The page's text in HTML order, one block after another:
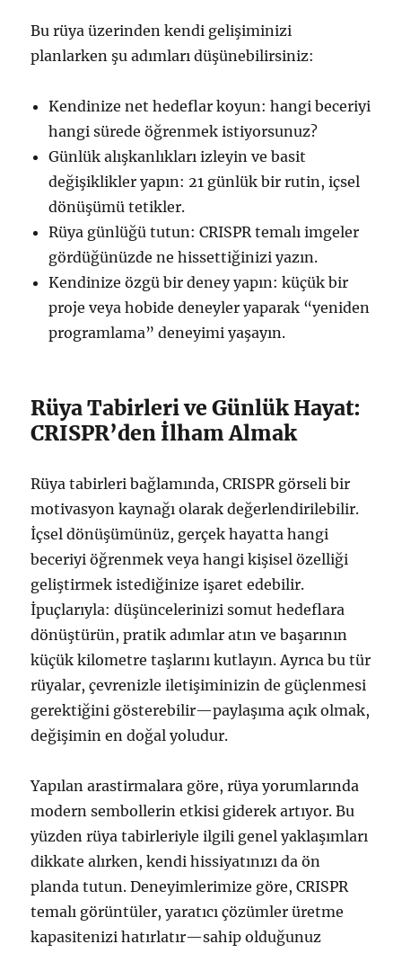
Bu rüya üzerinden kendi gelişiminizi
planlarken şu adımları düşünebilirsiniz:
Kendinize net hedeflar koyun: hangi beceriyi
hangi sürede öğrenmek istiyorsunuz?
Günlük alışkanlıkları izleyin ve basit
değişiklikler yapın: 21 günlük bir rutin, içsel
dönüşümü tetikler.
Rüya günlüğü tutun: CRISPR temalı imgeler
gördüğünüzde ne hissettiğinizi yazın.
Kendinize özgü bir deney yapın: küçük bir
proje veya hobide deneyler yaparak “yeniden
programlama” deneyimi yaşayın.
Rüya Tabirleri ve Günlük Hayat:
CRISPR’den İlham Almak
Rüya tabirleri bağlamında, CRISPR görseli bir
motivasyon kaynağı olarak değerlendirilebilir.
İçsel dönüşümünüz, gerçek hayatta hangi
beceriyi öğrenmek veya hangi kişisel özelliği
geliştirmek istediğinize işaret edebilir.
İpuçlarıyla: düşüncelerinizi somut hedeflara
dönüştürün, pratik adımlar atın ve başarının
küçük kilometre taşlarını kutlayın. Ayrıca bu tür
rüyalar, çevrenizle iletişiminizin de güçlenmesi
gerektiğini gösterebilir—paylaşıma açık olmak,
değişimin en doğal yoludur.
Yapılan arastirmalara göre, rüya yorumlarında
modern sembollerin etkisi giderek artıyor. Bu
yüzden rüya tabirleriyle ilgili genel yaklaşımları
dikkate alırken, kendi hissiyatınızı da ön
planda tutun. Deneyimlerimize göre, CRISPR
temalı görüntüler, yaratıcı çözümler üretme
kapasitenizi hatırlatır—sahip olduğunuz